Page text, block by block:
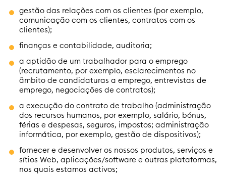
gestão das relações com os clientes (por exemplo,
comunicação com os clientes, contratos com os
clientes);
finanças e contabilidade, auditoria;
a aptidão de um trabalhador para o emprego
(recrutamento, por exemplo, esclarecimentos no
âmbito de candidaturas a emprego, entrevistas de
emprego, negociações de contratos);
a execução do contrato de trabalho (administração
dos recursos humanos, por exemplo, salário, bónus,
férias e despesas, seguros, impostos; administração
informática, por exemplo, gestão de dispositivos);
fornecer e desenvolver os nossos produtos, serviços e
sítios Web, aplicações/software e outras plataformas,
nos quais estamos activos;